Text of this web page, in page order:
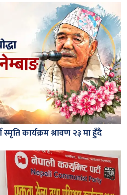
कार्यक्रम श्रावण २३ मा हुँदै